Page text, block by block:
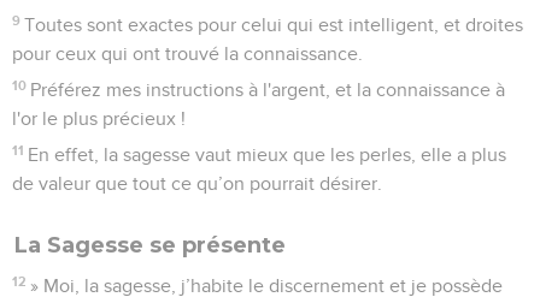
9 Toutes sont exactes pour celui qui est intelligent, et droites
pour ceux qui ont trouvé la connaissance.
10 Préférez mes instructions à l'argent, et la connaissance à
l'or le plus précieux !
11 En effet, la sagesse vaut mieux que les perles, elle a plus
de valeur que tout ce qu’on pourrait désirer.
La Sagesse se présente
12 » Moi, la sagesse, j’habite le discernement et je possède